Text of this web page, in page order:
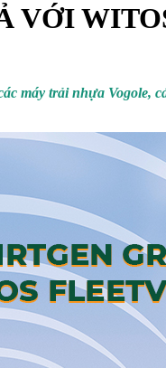
VỚI
máy trải nhựa Vogole,